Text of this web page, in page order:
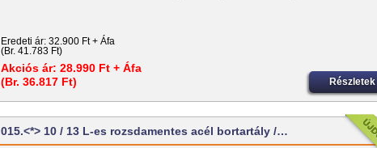
Eredeti ár: 32.900 Ft + Áfa
(Br. 41.783 Ft)
Akciós ár: 28.990 Ft + Áfa
(Br. 36.817 Ft)
Részletek
015.<*> 10 / 13 L-es rozsdamentes acél bortartály /…